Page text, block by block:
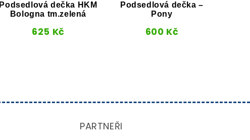
Podsedlová dečka HKM
Bologna tm.zelená
625 Kč
Podsedlová dečka –
Pony
600 Kč
PARTNEŘI